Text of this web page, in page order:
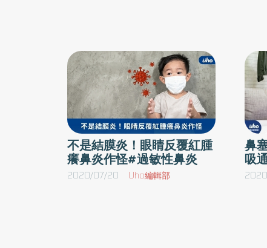
童過敏的比率日益增加，以中部來說，兒童鼻
反覆的過敏性鼻炎會導致呼吸道的淋巴腺體腫
厚。當呼吸道不通暢，孩童睡眠時就會用嘴巴
家長甚至會聽到小孩濃濁的呼吸聲、打呼聲或
品質嚴重被影響，孩童還有白天注意力不集中
提出兒童睡眠呼吸障礙還會造成孩童白天嗜睡
習力下降等問題。因此提早改善呼吸，並同步
不是結膜炎！眼睛反覆紅腫
癢鼻炎作怪#過敏性鼻炎
2020/07/20 Uho編輯部
鼻
吸